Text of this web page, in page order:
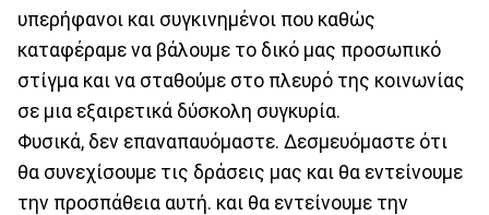
υπερήφανοι και συγκινημένοι που καθώς
καταφέραμε να βάλουμε το δικό μας προσωπικό
στίγμα και να σταθούμε στο πλευρό της κοινωνίας
σε μια εξαιρετικά δύσκολη συγκυρία.
Φυσικά, δεν επαναπαυόμαστε. Δεσμευόμαστε ότι
θα συνεχίσουμε τις δράσεις μας και θα εντείνουμε
την προσπάθεια αυτή. και θα εντείνουμε την